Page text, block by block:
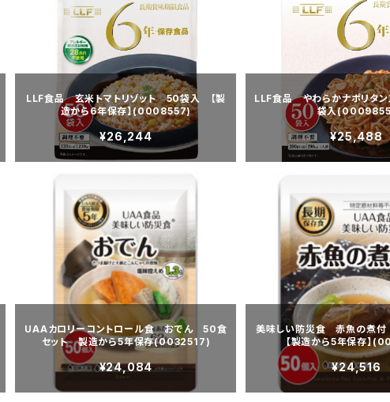
LLF食品 玄米トマトリゾット 50袋入 【製
造から6年保存】(0008557)
¥26,244
LLF食品 やわらかナポリタ
袋入
¥25,488
UAAカロリーコントロール食 おでん 50食
セット 製造から5年保存(0032517)
¥24,084
美味しい防災食 赤魚の煮
【製造から5年保存】
¥24,516